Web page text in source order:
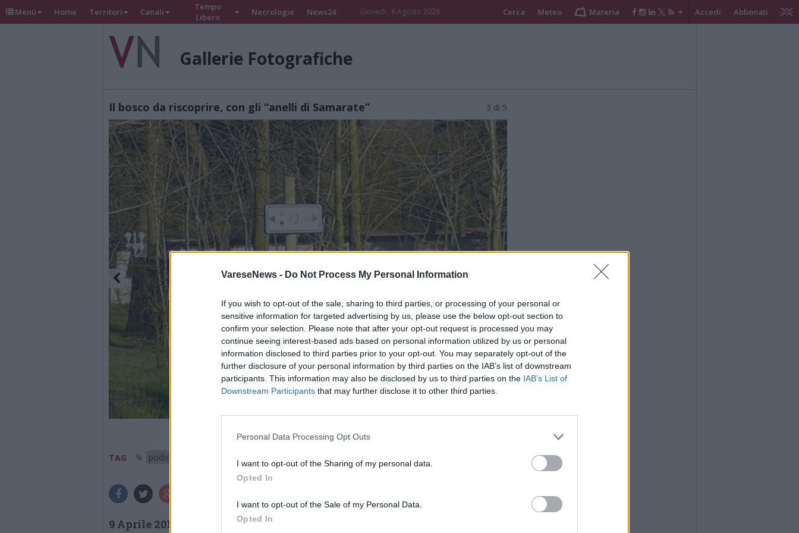
VareseNews - Do Not Process My Personal Information
If you wish to opt-out of the sale, sharing to third parties, or processing of your personal or
sensitive information for targeted advertising by us, please use the below opt-out section to
confirm your selection. Please note that after your opt-out request is processed you may
continue seeing interest-based ads based on personal information utilized by us or personal
information disclosed to third parties prior to your opt-out. You may separately opt-out of the
further disclosure of your personal information by third parties on the IAB’s list of downstream
participants. This information may also be disclosed by us to third parties on the IAB’s List of
Downstream Participants that may further disclose it to other third parties.
Personal Data Processing Opt Outs
I want to opt-out of the Sharing of my personal data.
Opted In
I want to opt-out of the Sale of my Personal Data.
Opted In
Menù Home Territori Canali
Tempo
Libero
Necrologie News24 Giovedi , 6 Agosto 2026 Cerca Meteo Materia Accedi Abbonati
Gallerie Fotografiche
Il bosco da riscoprire, con gli “anelli di Samarate” 3 di 5
3 di 5
TAG
podismo
9 Aprile 2015